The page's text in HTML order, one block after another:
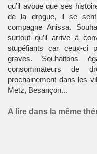
qu’il avoue que ses
de la drogue, il se
compagne Anissa.
surtout qu’il arrive à
stupéfiants car ceux-ci
graves. Souhaitons
consommateurs de
prochainement dans les
Metz, Besançon...
A lire dans la même